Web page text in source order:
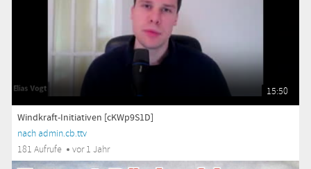
15:50
Windkraft-Initiativen [cKWp9S1D]
nach admin.cb.ttv
181 Aufrufe
vor 1 Jahr